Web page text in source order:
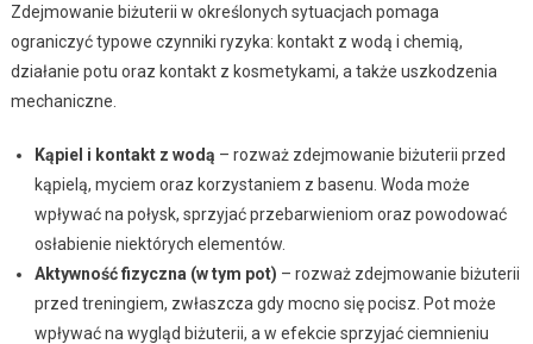
Zdejmowanie biżuterii w określonych sytuacjach pomaga
ograniczyć typowe czynniki ryzyka: kontakt z wodą i chemią,
działanie potu oraz kontakt z kosmetykami, a także uszkodzenia
mechaniczne.
Kąpiel i kontakt z wodą – rozważ zdejmowanie biżuterii przed
kąpielą, myciem oraz korzystaniem z basenu. Woda może
wpływać na połysk, sprzyjać przebarwieniom oraz powodować
osłabienie niektórych elementów.
Aktywność fizyczna (w tym pot) – rozważ zdejmowanie biżuterii
przed treningiem, zwłaszcza gdy mocno się pocisz. Pot może
wpływać na wygląd biżuterii, a w efekcie sprzyjać ciemnieniu